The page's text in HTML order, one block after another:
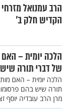
הרב עמנואל
הקדיש חלק ב'
הלכה יומית –
של דברי תורה
הלכה יומית – האם
מרן הרב עובדיה יוסף